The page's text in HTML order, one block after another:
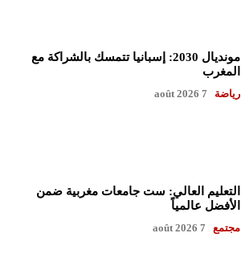
مونديال 2030: إسبانيا تتمسك بالشراكة مع
المغرب
رياضة 7 août 2026
التعليم العالي: ست جامعات مغربية ضمن
الأفضل عالمياً
مجتمع 7 août 2026